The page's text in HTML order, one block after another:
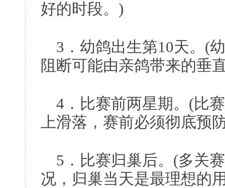
好的时段。)
3．幼鸽出生第10天。(
阻断可能由亲鸽带来的垂
4．比赛前两星期。(比
上滑落，赛前必须彻底预
5．比赛归巢后。(多关
况，归巢当天是最理想的